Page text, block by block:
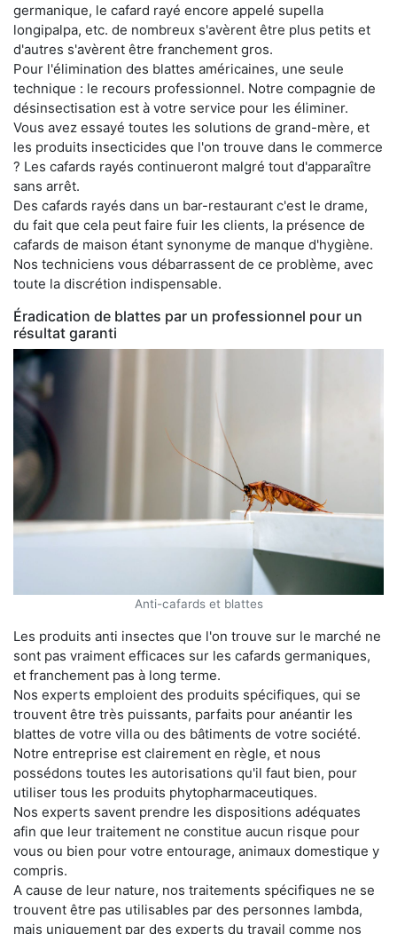
germanique, le cafard rayé encore appelé supella
longipalpa, etc. de nombreux s'avèrent être plus petits et
d'autres s'avèrent être franchement gros.
Pour l'élimination des blattes américaines, une seule
technique : le recours professionnel. Notre compagnie de
désinsectisation est à votre service pour les éliminer.
Vous avez essayé toutes les solutions de grand-mère, et
les produits insecticides que l'on trouve dans le commerce
? Les cafards rayés continueront malgré tout d'apparaître
sans arrêt.
Des cafards rayés dans un bar-restaurant c'est le drame,
du fait que cela peut faire fuir les clients, la présence de
cafards de maison étant synonyme de manque d'hygiène.
Nos techniciens vous débarrassent de ce problème, avec
toute la discrétion indispensable.
Éradication de blattes par un professionnel pour un
résultat garanti
Anti-cafards et blattes
Les produits anti insectes que l'on trouve sur le marché ne
sont pas vraiment efficaces sur les cafards germaniques,
et franchement pas à long terme.
Nos experts emploient des produits spécifiques, qui se
trouvent être très puissants, parfaits pour anéantir les
blattes de votre villa ou des bâtiments de votre société.
Notre entreprise est clairement en règle, et nous
possédons toutes les autorisations qu'il faut bien, pour
utiliser tous les produits phytopharmaceutiques.
Nos experts savent prendre les dispositions adéquates
afin que leur traitement ne constitue aucun risque pour
vous ou bien pour votre entourage, animaux domestique y
compris.
A cause de leur nature, nos traitements spécifiques ne se
trouvent être pas utilisables par des personnes lambda,
mais uniquement par des experts du travail comme nos